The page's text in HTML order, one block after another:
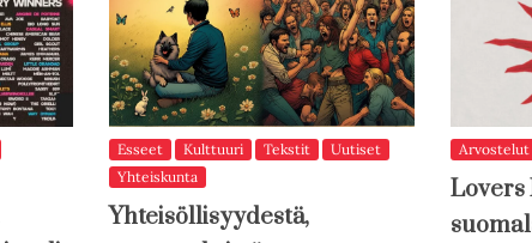
Esseet Kulttuuri Tekstit
Uutiset
Yhteiskunta
Yhteisöllisyydestä,
Arvostelut
Lovers